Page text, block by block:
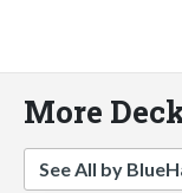
More
See All by